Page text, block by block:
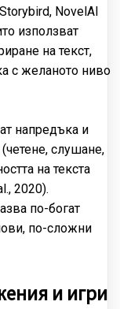
NovelAI
използват
на текст,
с желаното ниво
напредъка и
слушане,
на текста
2020).
по-богат
по-сложни
и игри